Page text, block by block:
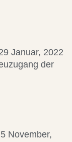
Januar, 2022
der
5 November,